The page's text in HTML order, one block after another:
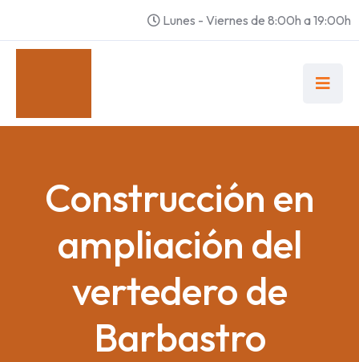
Lunes - Viernes de 8:00h a 19:00h
Construcción en
ampliación del
vertedero de
Barbastro